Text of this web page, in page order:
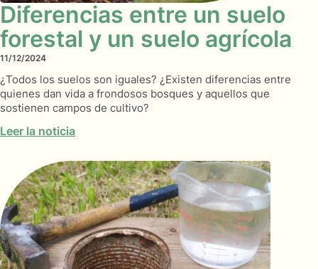
Diferencias entre un suelo
forestal y un suelo agrícola
11/12/2024
¿Todos los suelos son iguales? ¿Existen diferencias entre
quienes dan vida a frondosos bosques y aquellos que
sostienen campos de cultivo?
Leer la noticia